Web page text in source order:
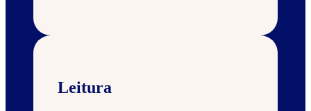
Leitura